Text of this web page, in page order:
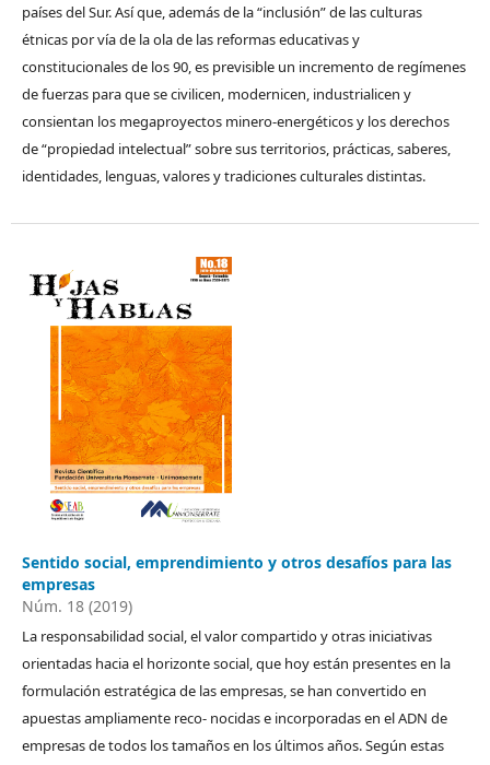
países del Sur. Así que, además de la “inclusión” de las culturas
étnicas por vía de la ola de las reformas educativas y
constitucionales de los 90, es previsible un incremento de regímenes
de fuerzas para que se civilicen, modernicen, industrialicen y
consientan los megaproyectos minero-energéticos y los derechos
de “propiedad intelectual” sobre sus territorios, prácticas, saberes,
identidades, lenguas, valores y tradiciones culturales distintas.
Sentido social, emprendimiento y otros desafíos para las
empresas
Núm. 18 (2019)
La responsabilidad social, el valor compartido y otras iniciativas
orientadas hacia el horizonte social, que hoy están presentes en la
formulación estratégica de las empresas, se han convertido en
apuestas ampliamente reco- nocidas e incorporadas en el ADN de
empresas de todos los tamaños en los últimos años. Según estas